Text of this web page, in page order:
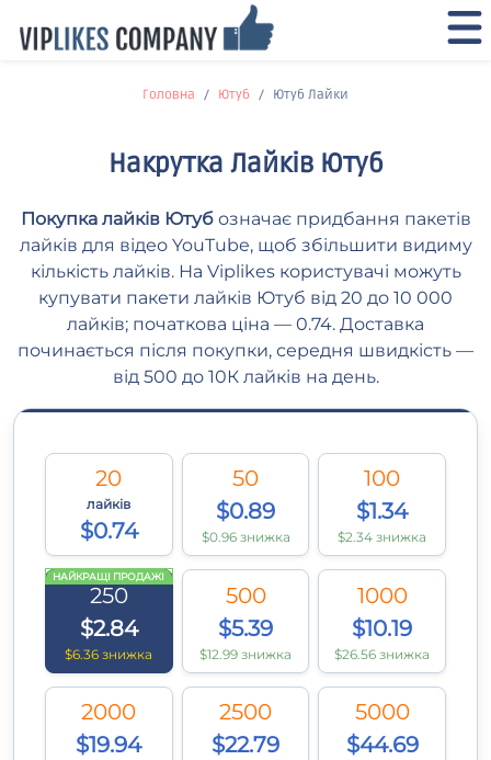
Головна Ютуб Ютуб Лайки
Накрутка Лайків Ютуб
Покупка лайків Ютубозначає придбання пакетів
лайків для відео YouTube, щоб збільшити видиму
кількість лайків. На Viplikes користувачі можуть
купувати пакети лайків Ютуб від 20 до 10 000
лайків; початкова ціна — 0.74. Доставка
починається після покупки, середня швидкість —
від 500 до 10К лайків на день.
20
лайків
$0.74
50
$0.89
$0.96 знижка
100
$1.34
$2.34 знижка
НАЙКРАЩІ ПРОДАЖІ
250
$2.84
$6.36 знижка
500
$5.39
$12.99 знижка
1000
$10.19
$26.56 знижка
2000
$19.94
2500
$22.79
5000
$44.69